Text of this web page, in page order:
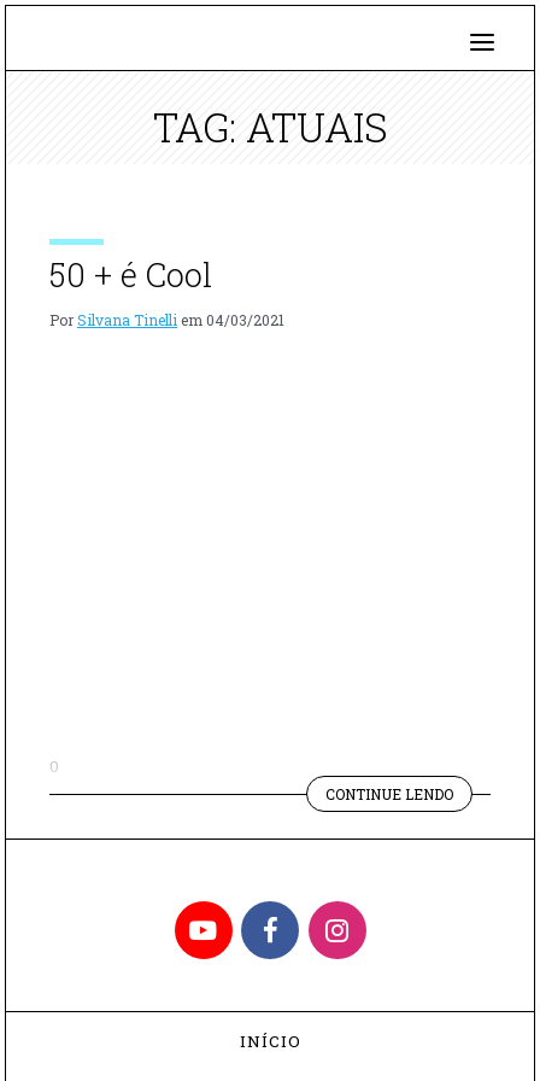
TAG: ATUAIS
50 + é Cool
PorSilvana Tinelli em 04/03/2021
0
CONTINUE LENDO"50
+
É
YouTubeFacebookInstagram
INÍCIO